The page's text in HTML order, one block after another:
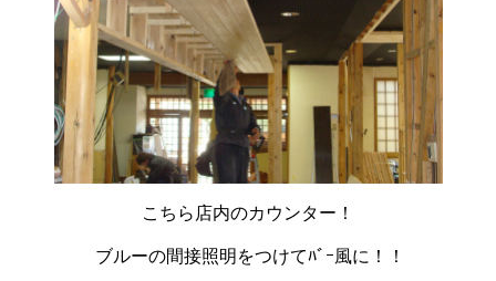
こちら店内のカウンター！
ブルーの間接照明をつけてﾊﾞｰ風に！！